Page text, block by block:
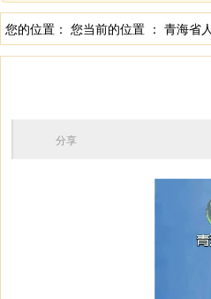
您的位置： 您当前的位置 ： 青海省
分享